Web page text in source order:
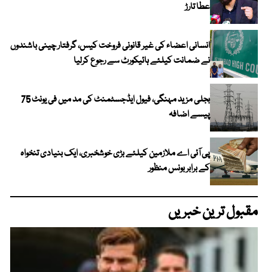
عطا تارڑ
انسانی اعضاء کی غیر قانونی فروخت کیس، گرفتار چینی باشندوں
نے ضمانت کیلئے ہائیکورٹ سے رجوع کرلیا
بجلی مزید مہنگی، فیول ایڈجسٹمنٹ کی مد میں فی یونٹ 75
پیسے اضافہ
پی آئی اے ملازمین کیلئے بڑی خوشخبری، ایک بنیادی تنخواہ
کے برابر بونس منظور
مقبول ترین خبریں